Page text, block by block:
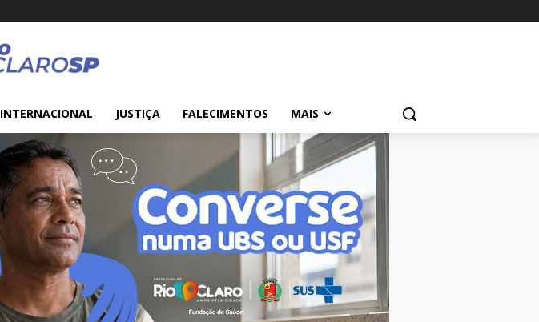
INTERNACIONAL JUSTIÇA FALECIMENTOS MAIS